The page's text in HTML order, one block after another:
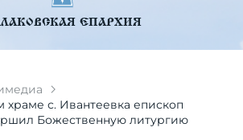
ЕПАРХИЯ
храме с. Ивантеевка епископ
Божественную литургию